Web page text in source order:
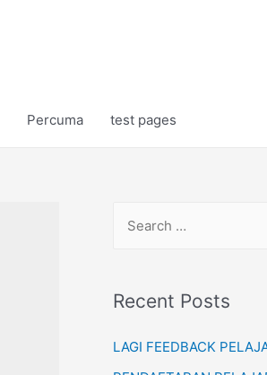
Percuma test pages
r
h
Recent Posts
LAGI FEEDBACK